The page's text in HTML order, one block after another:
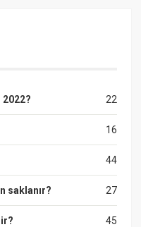
22
2022?
16
44
27
saklanır?
45